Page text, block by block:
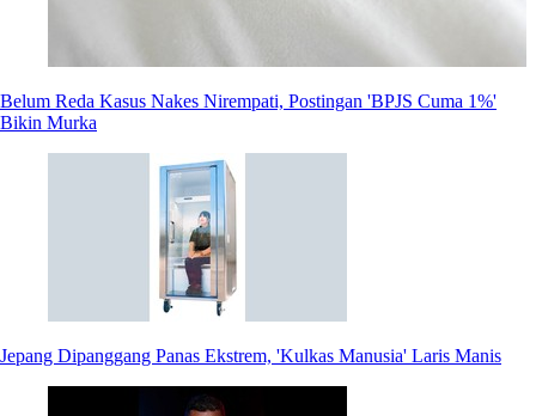
Belum Reda Kasus Nakes Nirempati, Postingan 'BPJS Cuma 1%'
Bikin Murka
Jepang Dipanggang Panas Ekstrem, 'Kulkas Manusia' Laris Manis